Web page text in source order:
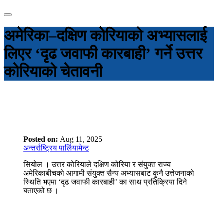
अमेरिका–दक्षिण कोरियाको अभ्यासलाई
लिएर ‘दृढ जवाफी कारबाही’ गर्ने उत्तर
कोरियाको चेतावनी
Posted on: Aug 11, 2025
अन्तर्राष्ट्रिय पार्लियामेन्ट
सियोल । उत्तर कोरियाले दक्षिण कोरिया र संयुक्त राज्य
अमेरिकाबीचको आगामी संयुक्त सैन्य अभ्यासबाट कुनै उत्तेजनाको
स्थिति भएमा ‘दृढ जवाफी कारबाही’ का साथ प्रतिक्रिया दिने
बताएको छ ।